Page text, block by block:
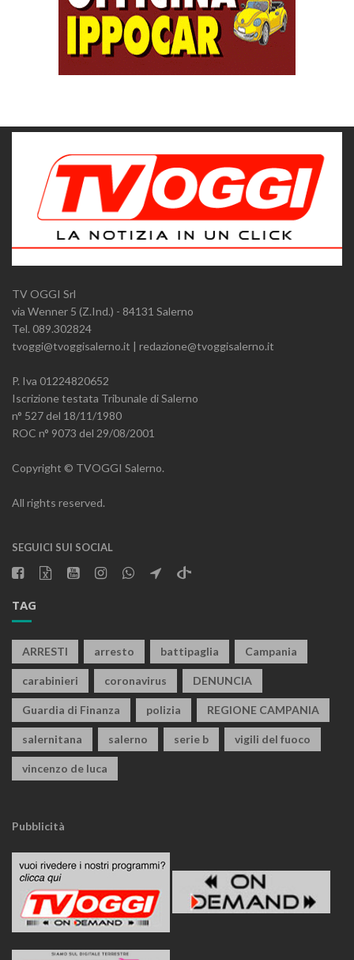
TV OGGI Srl
via Wenner 5 (Z.Ind.) - 84131 Salerno
Tel. 089.302824
tvoggi@tvoggisalerno.it | redazione@tvoggisalerno.it
P. Iva 01224820652
Iscrizione testata Tribunale di Salerno
n° 527 del 18/11/1980
ROC n° 9073 del 29/08/2001
Copyright © TVOGGI Salerno.
All rights reserved.
SEGUICI SUI SOCIAL
TAG
ARRESTI arresto battipaglia Campania
carabinieri coronavirus DENUNCIA
Guardia di Finanza polizia REGIONE CAMPANIA
salernitana salerno serie b vigili del fuoco
vincenzo de luca
Pubblicità